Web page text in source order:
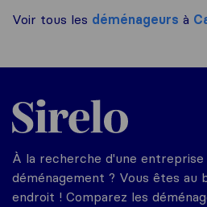
Voir tous les déménageurs à
Sirelo.fr
À la recherche d'une entreprise
déménagement ? Vous êtes au
endroit ! Comparez les